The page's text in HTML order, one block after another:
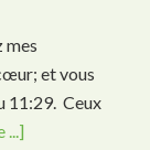
mes
et vous
11:29. Ceux
...]